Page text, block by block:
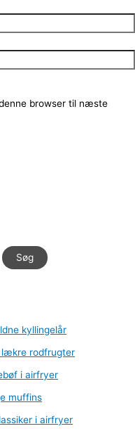
browser til næste
Søg
kyllingelår
lækre rodfrugter
i airfryer
muffins
i airfryer